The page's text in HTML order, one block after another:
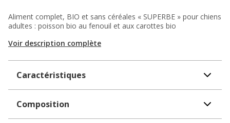
Aliment complet, BIO et sans céréales « SUPERBE » pour chiens
adultes : poisson bio au fenouil et aux carottes bio
Voir description complète
Caractéristiques
Composition